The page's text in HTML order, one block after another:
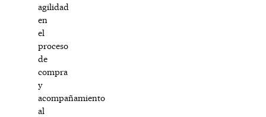
agilidad
en
el
proceso
de
compra
y
acompañamiento
al